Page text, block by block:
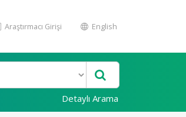
Araştırmacı Girişi English
Detaylı Arama